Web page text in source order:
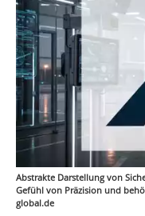
Abstrakte Darstellung von
Gefühl von Präzision und
global.de